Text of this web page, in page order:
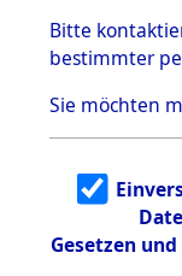
5.3.1
zu
en
5.3.2
g
5.3.3
Bitte
bestimmter
Sie möchten
Gesetzen